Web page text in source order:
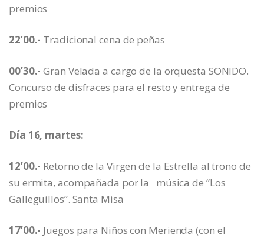
premios
22’00.- Tradicional cena de peñas
00’30.- Gran Velada a cargo de la orquesta SONIDO.
Concurso de disfraces para el resto y entrega de
premios
Día 16, martes:
12’00.- Retorno de la Virgen de la Estrella al trono de
su ermita, acompañada por la música de “Los
Galleguillos”. Santa Misa
17’00.- Juegos para Niños con Merienda (con el